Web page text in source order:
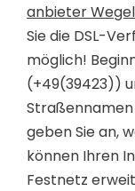
anbieter
Sie die DSL-
möglich!
(+49(39423))
geben Sie an,
können Ihren
Festnetz